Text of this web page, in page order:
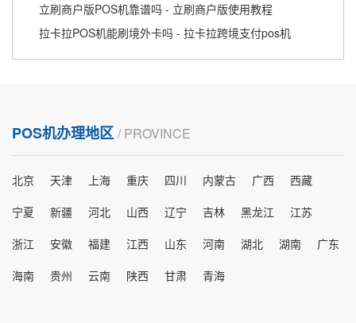
立刷商户版POS机靠谱吗 - 立刷商户版使用教程
拉卡拉POS机能刷境外卡吗 - 拉卡拉跨境支付pos机
POS机办理地区 / PROVINCE
北京 天津 上海 重庆 四川 内蒙古 广西
西藏
宁夏
新疆 河北 山西 辽宁 吉林 黑龙江
江苏
浙江
安徽 福建 江西 山东 河南 湖北 湖南
广东
海南
贵州 云南 陕西 甘肃 青海